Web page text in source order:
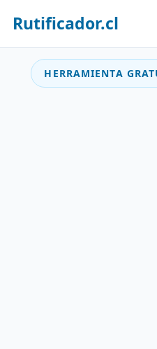
Rutificador.cl
HERRAMIENTA